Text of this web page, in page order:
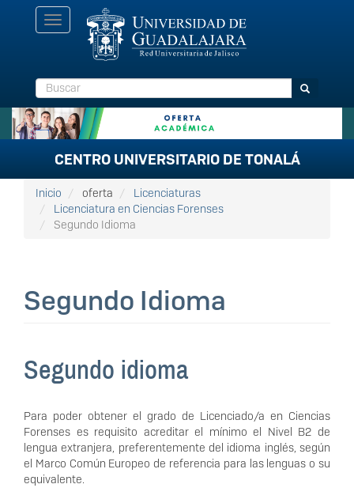
Toggle
navigation
Buscar Buscar
CENTRO UNIVERSITARIO DE TONALÁ
Inicio oferta
Licenciaturas
Licenciatura en Ciencias Forenses
Segundo Idioma
Segundo Idioma
Segundo idioma
Para poder obtener el grado de Licenciado/a en Ciencias
Forenses es requisito acreditar el mínimo el Nivel B2 de
lengua extranjera, preferentemente del idioma inglés, según
el Marco Común Europeo de referencia para las lenguas o su
equivalente.